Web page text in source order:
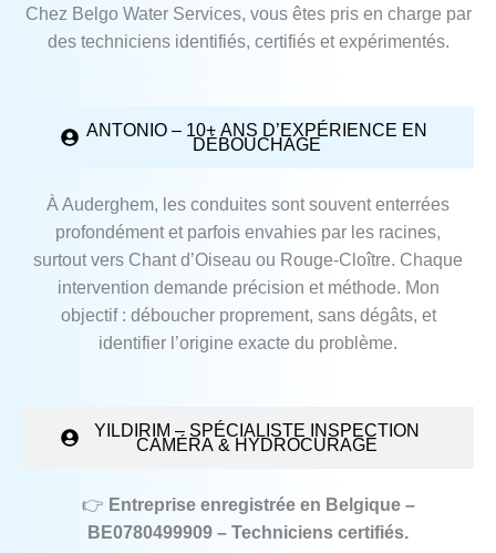
Chez Belgo Water Services, vous êtes pris en charge par
des techniciens identifiés, certifiés et expérimentés.
ANTONIO – 10+ ANS D’EXPÉRIENCE EN
DÉBOUCHAGE
YILDIRIM – SPÉCIALISTE INSPECTION
CAMÉRA & HYDROCURAGE
À Auderghem, les conduites sont souvent enterrées
profondément et parfois envahies par les racines,
surtout vers Chant d’Oiseau ou Rouge‑Cloître. Chaque
intervention demande précision et méthode. Mon
objectif : déboucher proprement, sans dégâts, et
identifier l’origine exacte du problème.
👉 Entreprise enregistrée en Belgique –
BE0780499909 – Techniciens certifiés.